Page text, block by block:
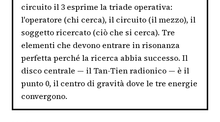
circuito il 3 esprime la triade operativa:
l'operatore (chi cerca), il circuito (il mezzo), il
soggetto ricercato (ciò che si cerca). Tre
elementi che devono entrare in risonanza
perfetta perché la ricerca abbia successo. Il
disco centrale — il Tan-Tien radionico — è il
punto 0, il centro di gravità dove le tre energie
convergono.